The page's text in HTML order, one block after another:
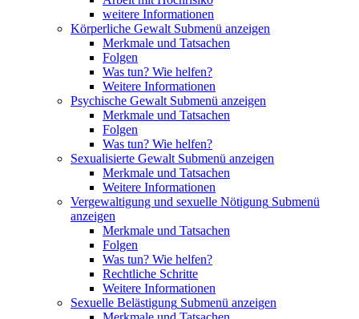
weitere Informationen
Körperliche Gewalt Submenü anzeigen
Merkmale und Tatsachen
Folgen
Was tun? Wie helfen?
Weitere Informationen
Psychische Gewalt Submenü anzeigen
Merkmale und Tatsachen
Folgen
Was tun? Wie helfen?
Sexualisierte Gewalt Submenü anzeigen
Merkmale und Tatsachen
Weitere Informationen
Vergewaltigung und sexuelle Nötigung Submenü
anzeigen
Merkmale und Tatsachen
Folgen
Was tun? Wie helfen?
Rechtliche Schritte
Weitere Informationen
Sexuelle Belästigung Submenü anzeigen